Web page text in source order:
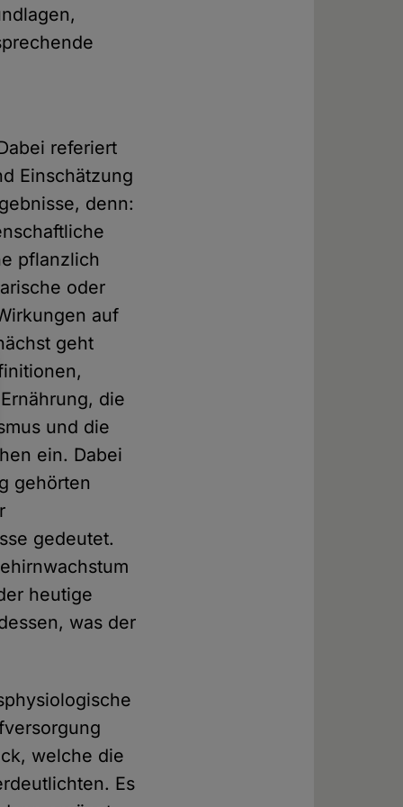
referiert
Einschätzung
denn:
pflanzlich
oder
auf
geht
die
und die
ein. Dabei
gehörten
gedeutet.
heutige
was der
welche die
Es